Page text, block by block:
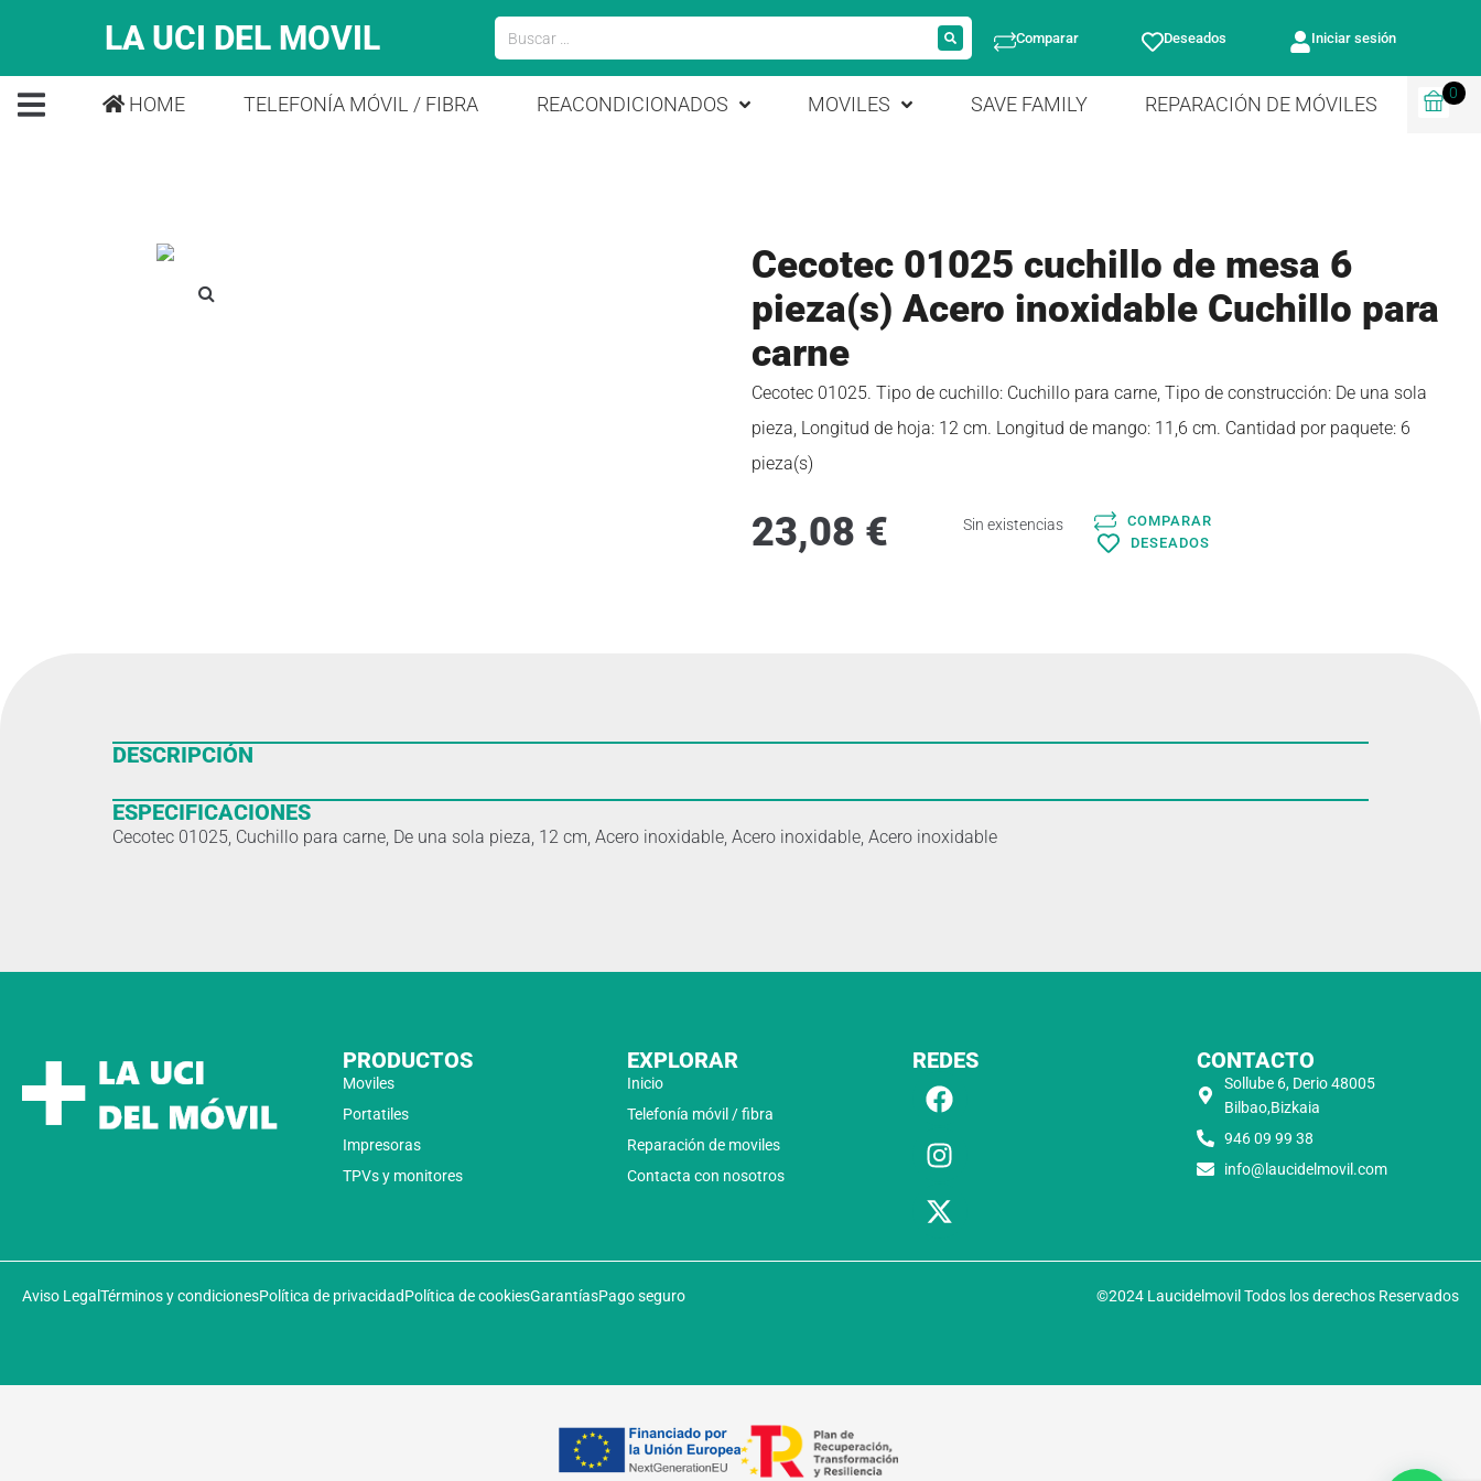
LA UCI DEL MOVIL Comparar Deseados Iniciar sesión
HOME TELEFONÍA MÓVIL / FIBRA REACONDICIONADOS MOVILES SAVE FAMILY REPARACIÓN DE MÓVILES
0
Cecotec 01025 cuchillo de mesa 6
pieza(s) Acero inoxidable Cuchillo para
carne
Cecotec 01025. Tipo de cuchillo: Cuchillo para carne, Tipo de construcción: De una sola
pieza, Longitud de hoja: 12 cm. Longitud de mango: 11,6 cm. Cantidad por paquete: 6
pieza(s)
23,08 € Sin existencias
COMPARAR
DESEADOS
DESCRIPCIÓN
ESPECIFICACIONES
Cecotec 01025, Cuchillo para carne, De una sola pieza, 12 cm, Acero inoxidable, Acero inoxidable, Acero inoxidable
PRODUCTOS
Moviles
Portatiles
Impresoras
TPVs y monitores
EXPLORAR
Inicio
Telefonía móvil / fibra
Reparación de moviles
Contacta con nosotros
REDES CONTACTO
Sollube 6, Derio 48005
Bilbao,Bizkaia
946 09 99 38
info@laucidelmovil.com
Aviso Legal Términos y condicionesPolítica de privacidadPolítica de cookiesGarantíasPago seguro ©2024 Laucidelmovil Todos los derechos Reservados